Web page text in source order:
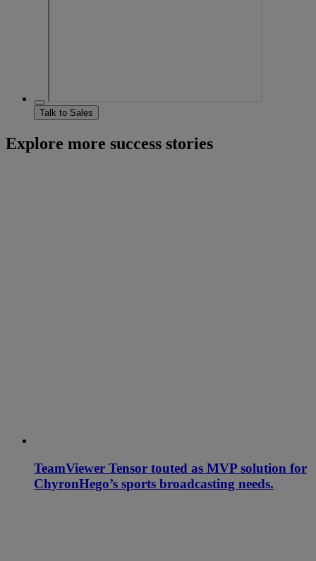
Talk to Sales
Explore more success stories
TeamViewer Tensor touted as MVP solution for
ChyronHego’s sports broadcasting needs.